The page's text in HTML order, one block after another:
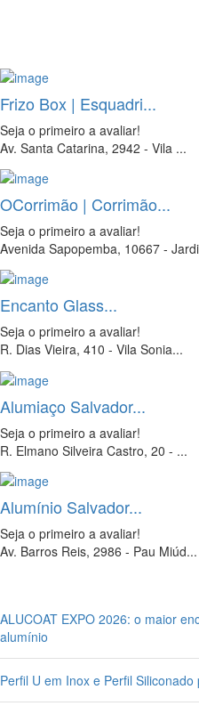
Frizo Box | Esquadri...
Seja o primeiro a avaliar!
Av. Santa Catarina, 2942 - Vila ...
OCorrimão | Corrimão...
Seja o primeiro a avaliar!
Avenida Sapopemba, 10667 -
Encanto Glass...
Seja o primeiro a avaliar!
R. Dias Vieira, 410 - Vila Sonia...
Alumiaço Salvador...
Seja o primeiro a avaliar!
R. Elmano Silveira Castro, 20 - ...
Alumínio Salvador...
Seja o primeiro a avaliar!
Av. Barros Reis, 2986 - Pau Miúd...
ALUCOAT EXPO 2026: o maior
alumínio
Perfil U em Inox e Perfil Siliconado